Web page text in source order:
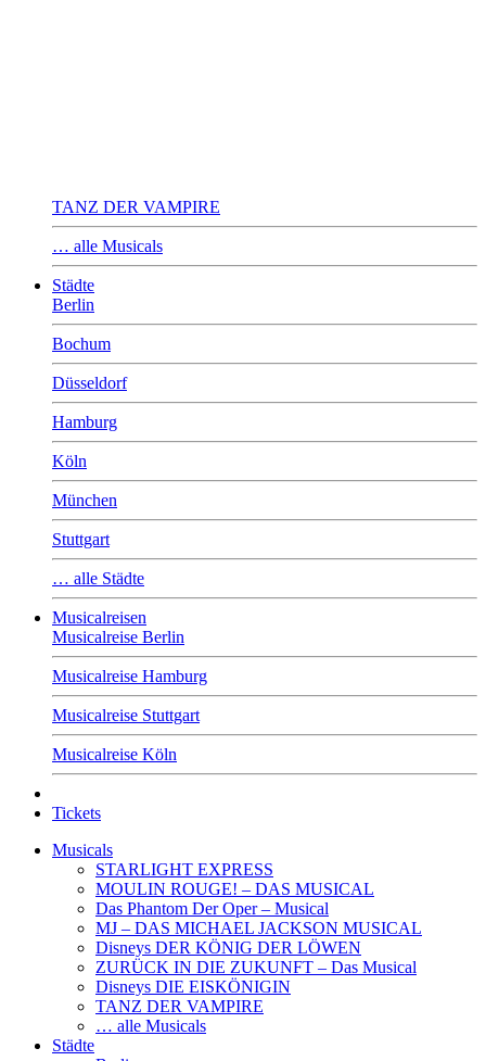
TANZ DER VAMPIRE
… alle Musicals
Städte
Berlin
Bochum
Düsseldorf
Hamburg
Köln
München
Stuttgart
… alle Städte
Musicalreisen
Musicalreise Berlin
Musicalreise Hamburg
Musicalreise Stuttgart
Musicalreise Köln
Tickets
Musicals
STARLIGHT EXPRESS
MOULIN ROUGE! – DAS MUSICAL
Das Phantom Der Oper – Musical
MJ – DAS MICHAEL JACKSON MUSICAL
Disneys DER KÖNIG DER LÖWEN
ZURÜCK IN DIE ZUKUNFT – Das Musical
Disneys DIE EISKÖNIGIN
TANZ DER VAMPIRE
… alle Musicals
Städte